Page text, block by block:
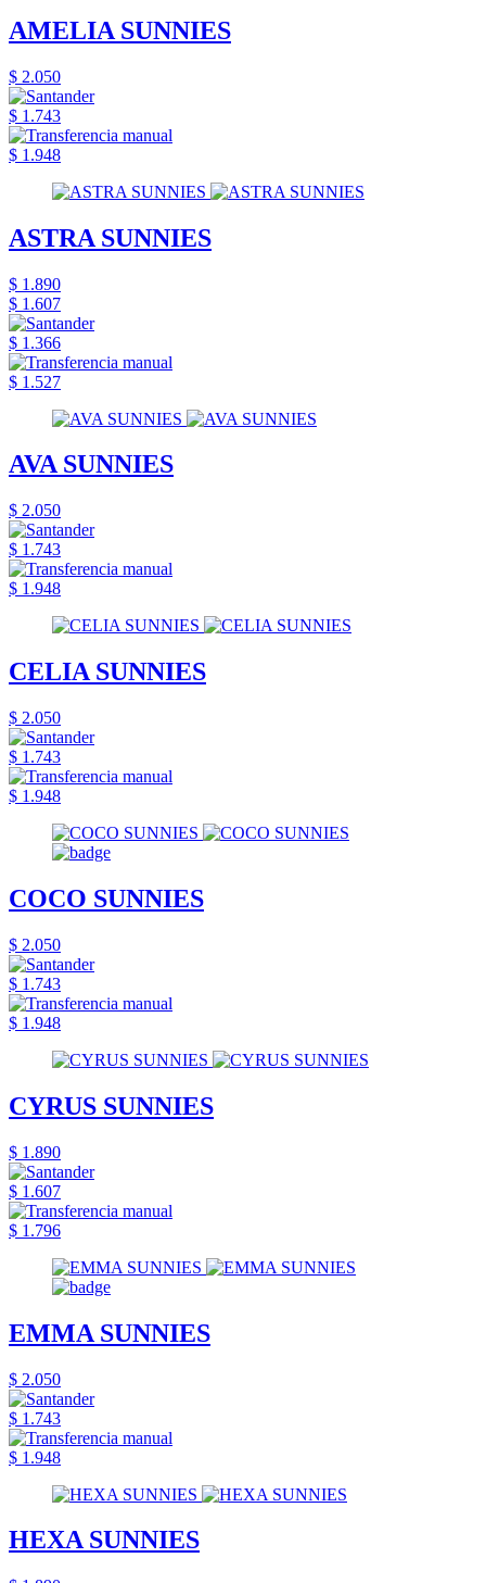
AMELIA SUNNIES
$ 2.050
$ 1.743
$ 1.948
ASTRA SUNNIES
$ 1.890
$ 1.607
$ 1.366
$ 1.527
AVA SUNNIES
$ 2.050
$ 1.743
$ 1.948
CELIA SUNNIES
$ 2.050
$ 1.743
$ 1.948
COCO SUNNIES
$ 2.050
$ 1.743
$ 1.948
CYRUS SUNNIES
$ 1.890
$ 1.607
$ 1.796
EMMA SUNNIES
$ 2.050
$ 1.743
$ 1.948
HEXA SUNNIES